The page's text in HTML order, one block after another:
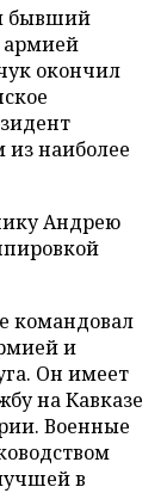
бывший
окончил
из наиболее
Андрею
командовал
и
Он имеет
на Кавказе
Военные
в